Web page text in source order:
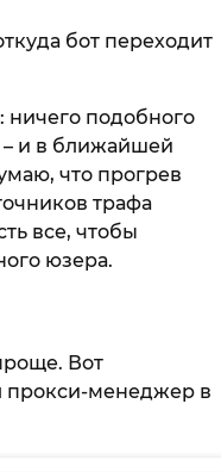
бот переходит
ничего подобного
– и в ближайшей
что прогрев
трафа
все, чтобы
юзера.
Вот
прокси-менеджер в